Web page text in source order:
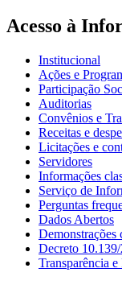
Acesso à
Institucional
Ações e
Participação
Auditorias
Convênios e
Receitas e
Licitações e
Servidores
Informações
Serviço de
Perguntas
Dados Abertos
Demonstrações
Decreto
Transparência e